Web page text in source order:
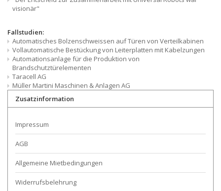
visionär"
Fallstudien:
Automatisches Bolzenschweissen auf Türen von Verteilkabinen
Vollautomatische Bestückung von Leiterplatten mit Kabelzungen
Automationsanlage für die Produktion von
Brandschutztürelementen
Taracell AG
Müller Martini Maschinen & Anlagen AG
Zusatzinformation
Impressum
AGB
Allgemeine Mietbedingungen
Widerrufsbelehrung